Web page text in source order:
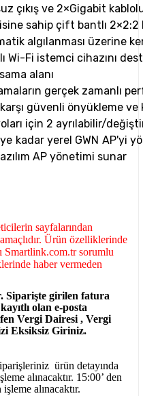
çıkış ve 2×Gigabit
sahip çift bantlı 2×2:2
algılanması üzerine
Wi-Fi istemci cihazını
alanı
gerçek zamanlı
karşı güvenli önyükleme
için 2 ayrılabilir/
kadar yerel GWN AP'yi
AP yönetimi sunar
sayfalarından
Ürün özelliklerinde
Smartlink.com.tr sorumlu
haber vermeden
Siparişte girilen fatura
olan e-posta
Vergi Dairesi , Vergi
Eksiksiz Giriniz.
ürün detayında
alınacaktır. 15:00’ den
alınacaktır.